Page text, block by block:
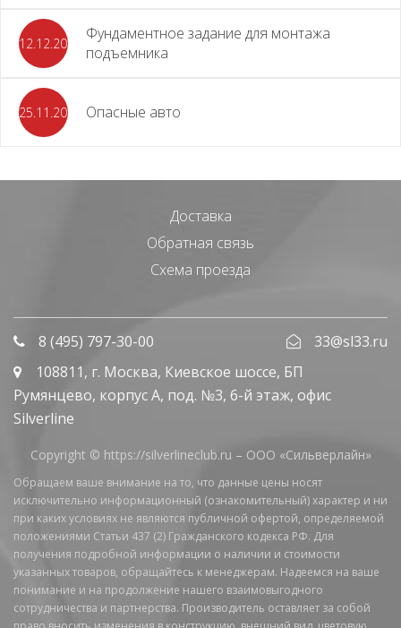
12.12.2023
Фундаментное задание для монтажа
подъемника
25.11.2023 Опасные авто
Доставка
Обратная связь
Схема проезда
8 (495) 797-30-00
33@sl33.ru
108811, г. Москва, Киевское шоссе, БП
Румянцево, корпус А, под. №3, 6-й этаж, офис
Silverline
Copyright © https://silverlineclub.ru – ООО «Сильверлайн»
Обращаем ваше внимание на то, что данные цены носят
исключительно информационный (ознакомительный) характер и ни
при каких условиях не являются публичной офертой, определяемой
положениями Статьи 437 (2) Гражданского кодекса РФ. Для
получения подробной информации о наличии и стоимости
указанных товаров, обращайтесь к менеджерам. Надеемся на ваше
понимание и на продолжение нашего взаимовыгодного
сотрудничества и партнерства. Производитель оставляет за собой